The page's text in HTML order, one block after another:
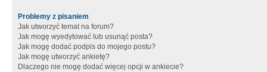
Problemy z pisaniem
Jak utworzyć temat na forum?
Jak mogę wyedytować lub usunąć posta?
Jak mogę dodać podpis do mojego postu?
Jak mogę utworzyć ankietę?
Dlaczego nie mogę dodać więcej opcji w ankiecie?